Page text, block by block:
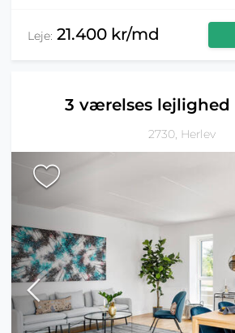
Leje: 21.400 kr/md
3 værelses lejlighed
2730, Herlev